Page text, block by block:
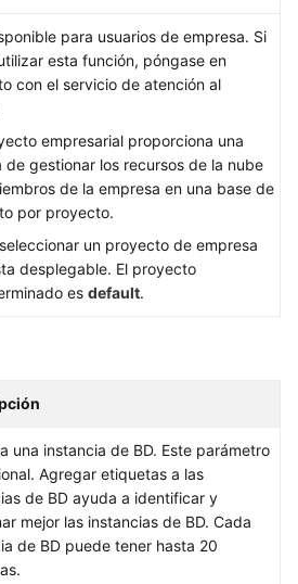
para usuarios de empresa. Si
esta función, póngase en
con el servicio de atención al
empresarial proporciona una
de gestionar los recursos de la nube
de la empresa en una base de
por proyecto.
un proyecto de empresa
desplegable. El proyecto
es default.
una instancia de BD. Este parámetro
Agregar etiquetas a las
de BD ayuda a identificar y
mejor las instancias de BD. Cada
de BD puede tener hasta 20